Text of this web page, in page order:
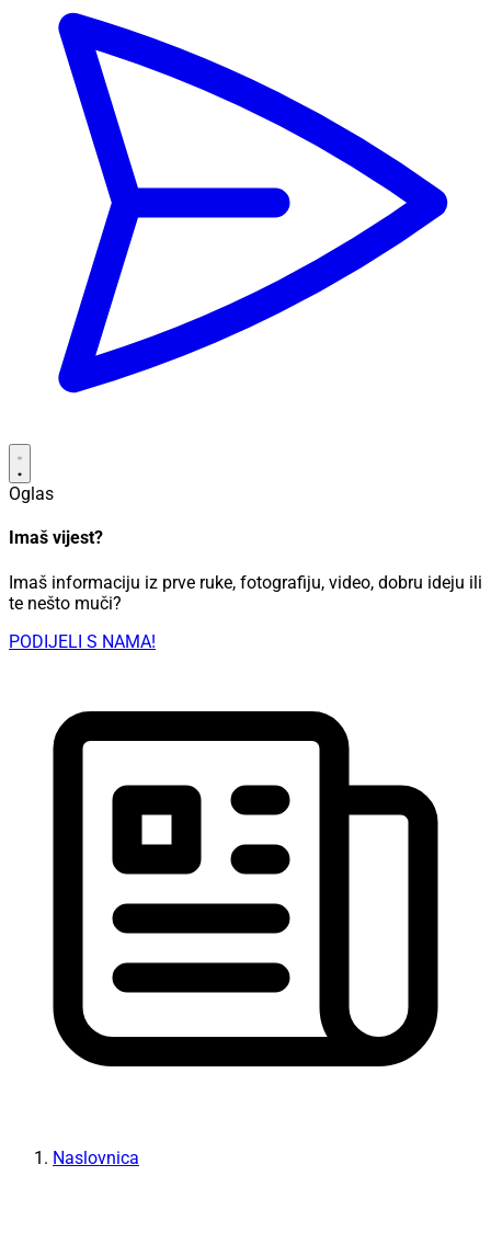
Oglas
Imaš vijest?
Imaš informaciju iz prve ruke, fotografiju, video, dobru ideju ili
te nešto muči?
PODIJELI S NAMA!
Naslovnica